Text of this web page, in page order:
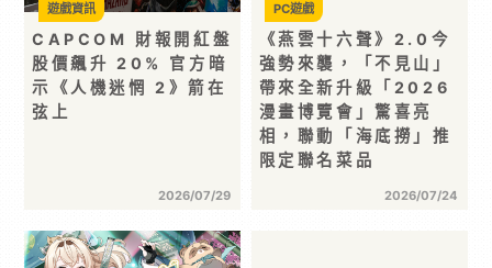
CAPCOM 財報開紅盤
股價飆升 20% 官方暗
示《人機迷惘 2》箭在
弦上
2026/07/29
遊戲資訊
《燕雲十六聲》2.0今
強勢來襲，「不見山」
帶來全新升級「2026
漫畫博覽會」驚喜亮
相，聯動「海底撈」推
限定聯名菜品
2026/07/24
PC遊戲